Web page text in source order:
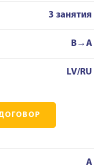
3 занятия
B→A
LV/RU
A